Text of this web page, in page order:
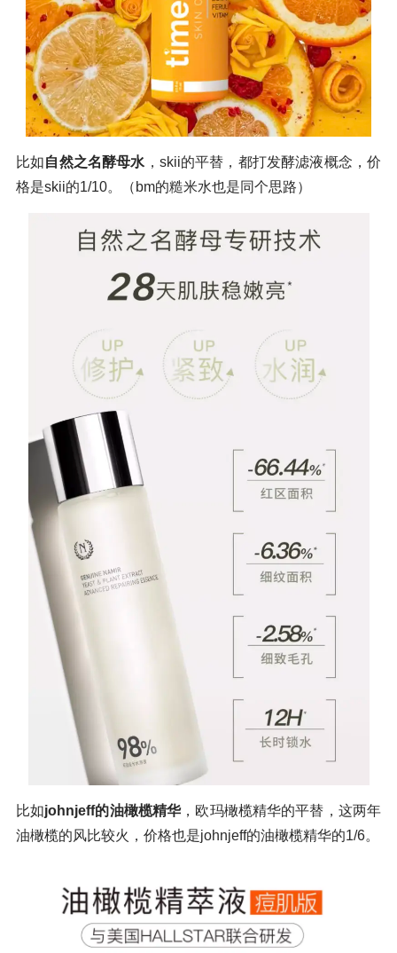
比如自然之名酵母水 ，skii的平替，都打发酵滤液概念，价
格是skii的1/10。（bm的糙米水也是同个思路）
比如johnjeff的油橄榄精华，欧玛橄榄精华的平替，这两年
油橄榄的风比较火，价格也是johnjeff的油橄榄精华的1/6。